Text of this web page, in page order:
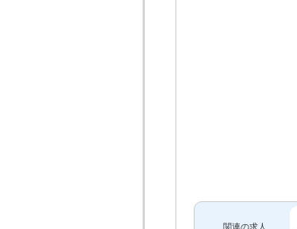
関連の求人